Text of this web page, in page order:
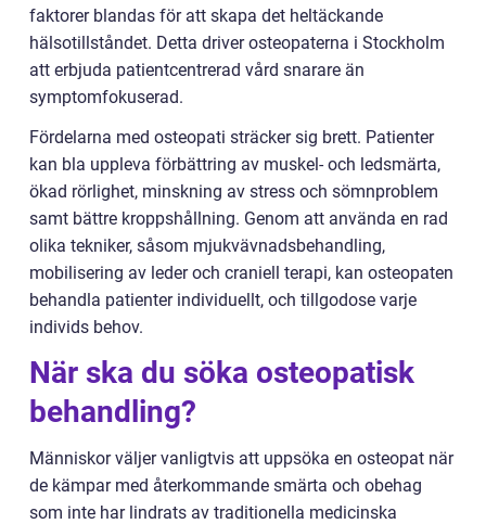
faktorer blandas för att skapa det heltäckande
hälsotillståndet. Detta driver osteopaterna i Stockholm
att erbjuda patientcentrerad vård snarare än
symptomfokuserad.
Fördelarna med osteopati sträcker sig brett. Patienter
kan bla uppleva förbättring av muskel- och ledsmärta,
ökad rörlighet, minskning av stress och sömnproblem
samt bättre kroppshållning. Genom att använda en rad
olika tekniker, såsom mjukvävnadsbehandling,
mobilisering av leder och craniell terapi, kan osteopaten
behandla patienter individuellt, och tillgodose varje
individs behov.
När ska du söka osteopatisk
behandling?
Människor väljer vanligtvis att uppsöka en osteopat när
de kämpar med återkommande smärta och obehag
som inte har lindrats av traditionella medicinska